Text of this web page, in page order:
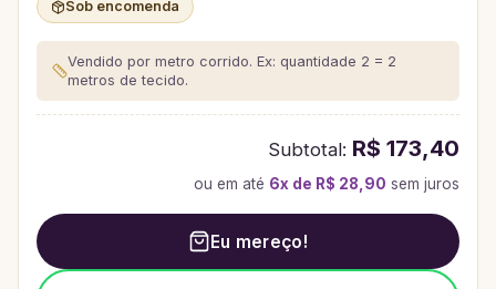
Sob encomenda
Vendido por metro corrido. Ex: quantidade 2 = 2
metros de tecido.
Subtotal: R$ 173,40
ou em até 6x de R$ 28,90 sem juros
Eu mereço!